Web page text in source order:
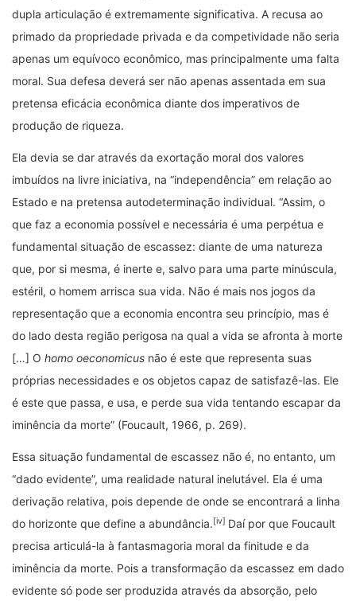
dupla articulação é extremamente significativa. A recusa ao
primado da propriedade privada e da competividade não seria
apenas um equívoco econômico, mas principalmente uma falta
moral. Sua defesa deverá ser não apenas assentada em sua
pretensa eficácia econômica diante dos imperativos de
produção de riqueza.
Ela devia se dar através da exortação moral dos valores
imbuídos na livre iniciativa, na “independência” em relação ao
Estado e na pretensa autodeterminação individual. “Assim, o
que faz a economia possível e necessária é uma perpétua e
fundamental situação de escassez: diante de uma natureza
que, por si mesma, é inerte e, salvo para uma parte minúscula,
estéril, o homem arrisca sua vida. Não é mais nos jogos da
representação que a economia encontra seu princípio, mas é
do lado desta região perigosa na qual a vida se afronta à morte
[…] O homo oeconomicus não é este que representa suas
próprias necessidades e os objetos capaz de satisfazê-las. Ele
é este que passa, e usa, e perde sua vida tentando escapar da
iminência da morte” (Foucault, 1966, p. 269).
Essa situação fundamental de escassez não é, no entanto, um
“dado evidente”, uma realidade natural inelutável. Ela é uma
derivação relativa, pois depende de onde se encontrará a linha
do horizonte que define a abundância. [iv] Daí por que Foucault
precisa articulá-la à fantasmagoria moral da finitude e da
iminência da morte. Pois a transformação da escassez em dado
evidente só pode ser produzida através da absorção, pelo